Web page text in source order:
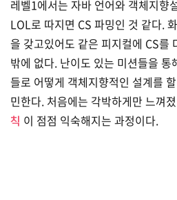
레벨1에서는 자바 언어와 객체지향
LOL로 따지면 CS 파밍인 것 같다.
을 갖고있어도 같은 피지컬에 CS를
밖에 없다. 난이도 있는 미션들을
들로 어떻게 객체지향적인 설계를
민한다. 처음에는 각박하게만 느껴
칙 이 점점 익숙해지는 과정이다.